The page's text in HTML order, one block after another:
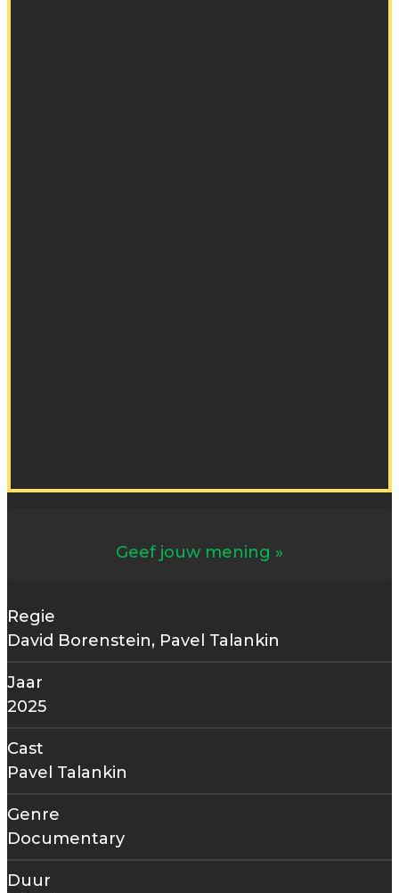
Geef jouw mening
Regie
David Borenstein, Pavel Talankin
Jaar
2025
Cast
Pavel Talankin
Genre
Documentary
Duur